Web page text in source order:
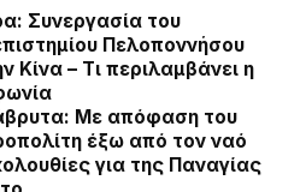
Συνεργασία του
Πελοποννήσου
Κίνα – Τι περιλαμβάνει η
Με απόφαση του
έξω από τον ναό
για της Παναγίας